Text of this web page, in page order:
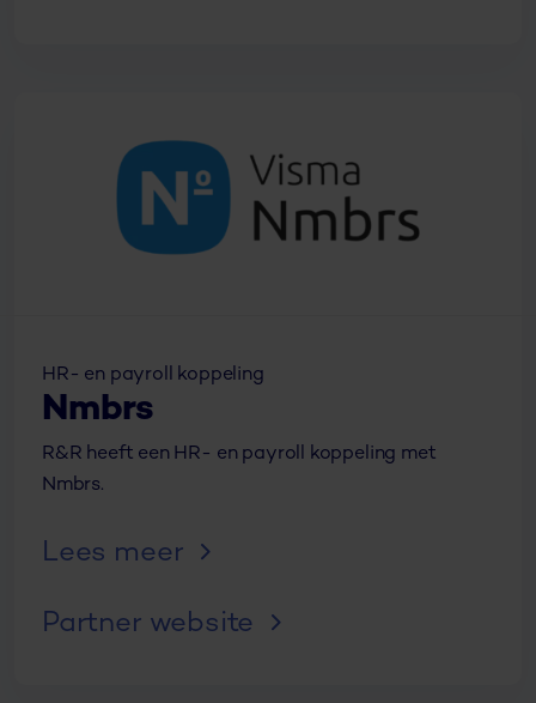
HR- en payroll koppeling
Nmbrs
R&R heeft een HR- en payroll koppeling met
Nmbrs.
Lees meer
Partner website